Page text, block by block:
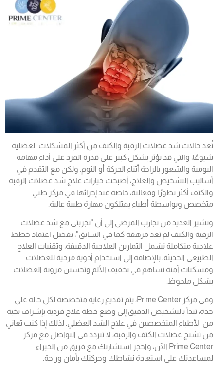
تُعد حالات شد عضلات الرقبة والكتف من أكثر المشكلات العضلية
شيوعًا، والتي قد تؤثر بشكل كبير على قدرة الفرد على أداء مهامه
اليومية والشعور بالراحة أثناء الحركة أو النوم. ولكن مع التقدم في
أساليب التشخيص والعلاج، أصبحت خيارات علاج شد عضلات الرقبة
والكتف أكثر تطورًا وفعالية، خاصة عند إجرائها في مركز طبي
متخصص وبواسطة أطباء يمتلكون مهارة طبية عالية.
وتشير العديد من تجارب المرضى إلى أن “تجربتي مع شد عضلات
الرقبة والكتف لم تعد مرهقة كما في السابق”، بفضل اعتماد خطط
علاجية متكاملة تشمل التمارين العلاجية الدقيقة، وتقنيات العلاج
الطبيعي الحديثة، بالإضافة إلى استخدام أدوية مرخية للعضلات
ومسكنات آمنة تساهم في تخفيف الألم وتحسين مرونة العضلات
بشكل ملحوظ.
وفي مركز Prime Center، يتم تقديم رعاية متخصصة لكل حالة على
حدة، تبدأ بالتشخيص الدقيق إلى وضع خطة علاج فردية بإشراف نخبة
من الأطباء المتخصصين في علاج الشد العضلي. لذلك إذا كنت تعاني
من تشنج عضلات الكتف والرقبة، لا تتردد في التواصل مع مركز
Prime Center الآن، واحجز استشارتك مع فريق من الخبراء
لمساعدتك على استعادة نشاطك وحركتك بأمان وراحة.